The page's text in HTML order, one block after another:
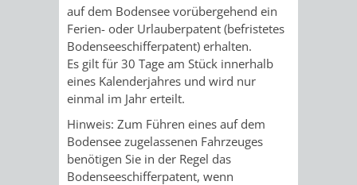
HILFE
MENSCHEN
MIT
BEHINDERUNG
MENSCHEN
MIT
DEMENZ
MIGRANTENBAUHERREN
BERATUNGSERGEBNISSE
TAGESORDNUNG
/
SITZUNGSUNTERLAGEN
UMLEGUNGSAUSSCHUSS
BERATENDE
AUSSCHÜSSE
auf dem Bodensee vorübergehend ein
Ferien- oder Urlauberpatent (befristetes
Bodenseeschifferpatent) erhalten.
Es gilt für 30 Tage am Stück innerhalb
eines Kalenderjahres und wird nur
einmal im Jahr erteilt.
Hinweis: Zum Führen eines auf dem
Bodensee zugelassenen Fahrzeuges
benötigen Sie in der Regel das
Bodenseeschifferpatent, wenn